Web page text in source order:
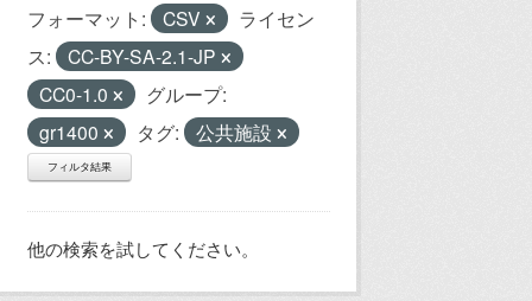
フォーマット: CSV
ライセン
ス:
CC-BY-SA-2.1-JP
CC0-1.0
グループ:
gr1400
タグ: 公共施設
フィルタ結果
他の検索を試してください。